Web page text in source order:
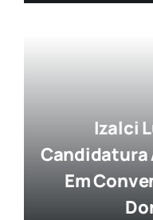
Izalci
Candidatura
Em